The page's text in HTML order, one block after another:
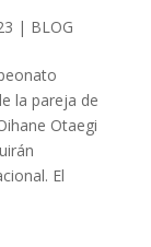
| BLOG
la pareja de
Otaegi
El